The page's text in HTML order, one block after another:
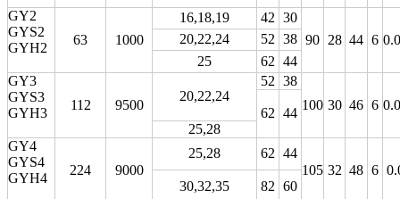
GY2
GYS2
GYH2
63 1000
16,18,19 42 30
90 28 44 6
20,22,24 52 38
25
62 44
GY3
GYS3
GYH3
112 9500
20,22,24
52 38
100 30 46 6
62 44
25,28
GY4
GYS4
GYH4
224 9000
25,28 62 44
105 32 48 6
30,32,35
82 60